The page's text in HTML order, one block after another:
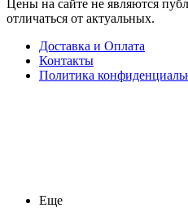
Цены на сайте не являются
отличаться от актуальных.
Доставка и Оплата
Контакты
Политика
Еще